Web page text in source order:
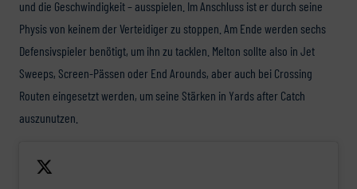
und die Geschwindigkeit – ausspielen. Im Anschluss ist er durch seine
Physis von keinem der Verteidiger zu stoppen. Am Ende werden sechs
Defensivspieler benötigt, um ihn zu tacklen. Melton sollte also in Jet
Sweeps, Screen-Pässen oder End Arounds, aber auch bei Crossing
Routen eingesetzt werden, um seine Stärken in Yards after Catch
auszunutzen.